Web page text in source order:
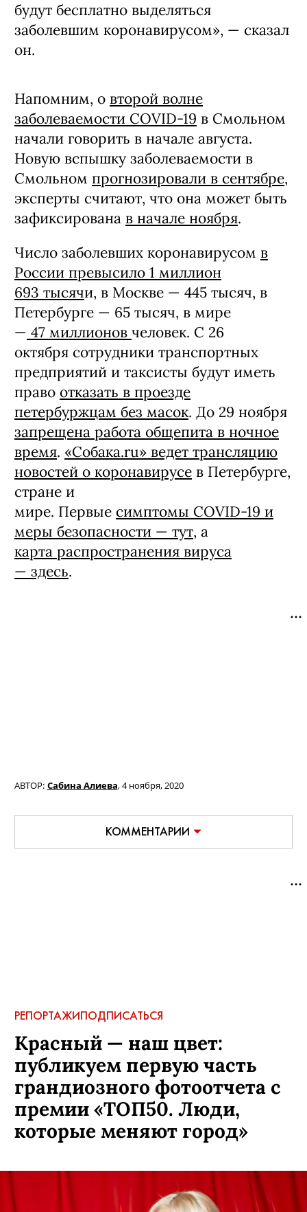
будут бесплатно выделяться
заболевшим коронавирусом», — сказал
он.
Напомним, о второй волне
заболеваемости COVID-19 в Смольном
начали говорить в начале августа.
Новую вспышку заболеваемости в
Смольном прогнозировали в сентябре,
эксперты считают, что она может быть
зафиксирована в начале ноября.
Число заболевших коронавирусом в
России превысило 1 миллион
693 тысячи, в Москве — 445 тысяч, в
Петербурге — 65 тысяч, в мире
— 47 миллионов человек. С 26
октября сотрудники транспортных
предприятий и таксисты будут иметь
право отказать в проезде
петербуржцам без масок. До 29 ноября
запрещена работа общепита в ночное
время. «Собака.ru» ведет трансляцию
новостей о коронавирусе в Петербурге,
стране и
мире. Первые симптомы COVID-19 и
меры безопасности — тут, а
карта распространения вируса
— здесь.
АВТОР: Сабина Алиева,4 ноября, 2020
КОММЕНТАРИИ
РЕПОРТАЖИПОДПИСАТЬСЯ
Красный — наш цвет:
публикуем первую часть
грандиозного фотоотчета с
премии «ТОП50. Люди,
которые меняют город»